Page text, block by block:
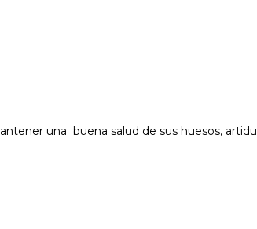
una buena salud de sus huesos,